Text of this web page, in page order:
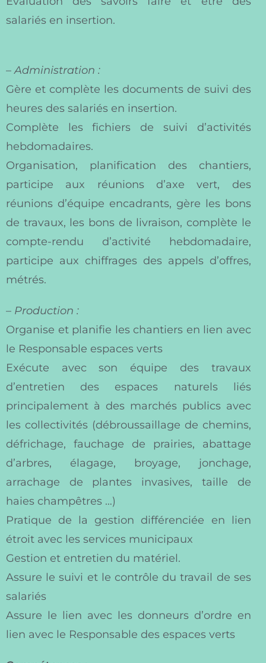
salariés en insertion.
–Administration :
Gère et complète les documents de suivi des
heures des salariés en insertion.
Complète les fichiers de suivi d’activités
hebdomadaires.
Organisation, planification des chantiers,
participe aux réunions d’axe vert, des
réunions d’équipe encadrants, gère les bons
de travaux, les bons de livraison, complète le
compte-rendu d’activité hebdomadaire,
participe aux chiffrages des appels d’offres,
métrés.
– Production :
Organise et planifie les chantiers en lien avec
le Responsable espaces verts
Exécute avec son équipe des travaux
d’entretien des espaces naturels liés
principalement à des marchés publics avec
les collectivités (débroussaillage de chemins,
défrichage, fauchage de prairies, abattage
d’arbres, élagage, broyage, jonchage,
arrachage de plantes invasives, taille de
haies champêtres …)
Pratique de la gestion différenciée en lien
étroit avec les services municipaux
Gestion et entretien du matériel.
Assure le suivi et le contrôle du travail de ses
salariés
Assure le lien avec les donneurs d’ordre en
lien avec le Responsable des espaces verts